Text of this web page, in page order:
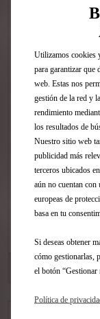
- Retrovisores color
su
la
DS STORE
Avda. Tres
Utilizamos cookies
para garantizar que
web. Estas nos
gestión de la red y
rendimiento
los resultados de
Nuestro sitio web
publicidad más
terceros ubicados
aún no cuentan con
europeas de
basa en tu
Si deseas obtener
cómo gestionarlas,
el botón “Gestionar
Política de